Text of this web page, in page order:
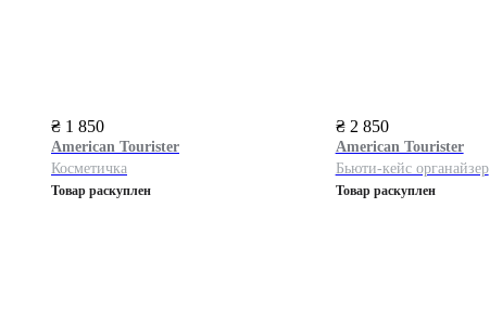
₴ 1 850
American Tourister
Косметичка
Товар раскуплен
₴ 2 850
American Tourister
Бьюти-кейс органайзер
Товар раскуплен